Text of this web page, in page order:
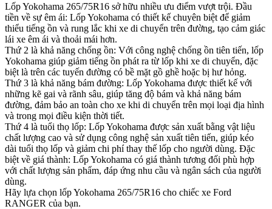
Lốp Yokohama 265/75R16 sở hữu nhiều ưu điểm vượt trội. Đầu
tiền về sự êm ái: Lốp Yokohama có thiết kế chuyên biệt để giảm
thiểu tiếng ồn và rung lắc khi xe di chuyển trên đường, tạo cảm giác
lái xe êm ái và thoải mái hơn.
Thứ 2 là khả năng chống ồn: Với công nghệ chống ồn tiên tiến, lốp
Yokohama giúp giảm tiếng ồn phát ra từ lốp khi xe di chuyển, đặc
biệt là trên các tuyến đường có bề mặt gồ ghề hoặc bị hư hỏng.
Thứ 3 là khả năng bám đường: Lốp Yokohama được thiết kế với
những kẽ gai và rãnh sâu, giúp tăng độ bám và khả năng bám
đường, đảm bảo an toàn cho xe khi di chuyển trên mọi loại địa hình
và trong mọi điều kiện thời tiết.
Thứ 4 là tuổi thọ lốp: Lốp Yokohama được sản xuất bằng vật liệu
chất lượng cao và sử dụng công nghệ sản xuất tiên tiến, giúp kéo
dài tuổi thọ lốp và giảm chi phí thay thế lốp cho người dùng. Đặc
biệt về giá thành: Lốp Yokohama có giá thành tương đối phù hợp
với chất lượng sản phẩm, đáp ứng nhu cầu và ngân sách của người
dùng.
Hãy lựa chọn lốp Yokohama 265/75R16 cho chiếc xe Ford
RANGER của bạn.